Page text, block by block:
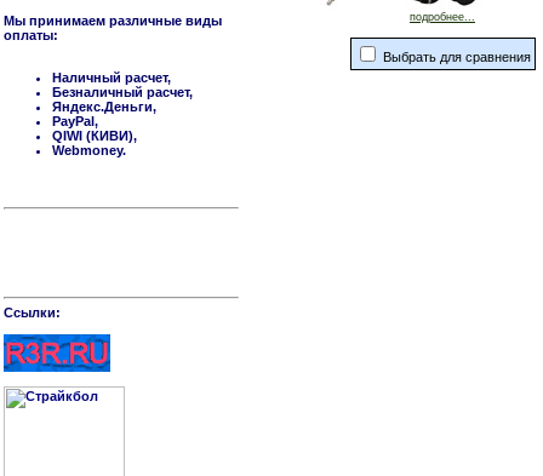
Мы принимаем различные виды
оплаты:
Наличный расчет,
Безналичный расчет,
Яндекс.Деньги,
PayPal,
QIWI (КИВИ),
Webmoney.
Cсылки:
подробнее...
Выбрать для сравнения